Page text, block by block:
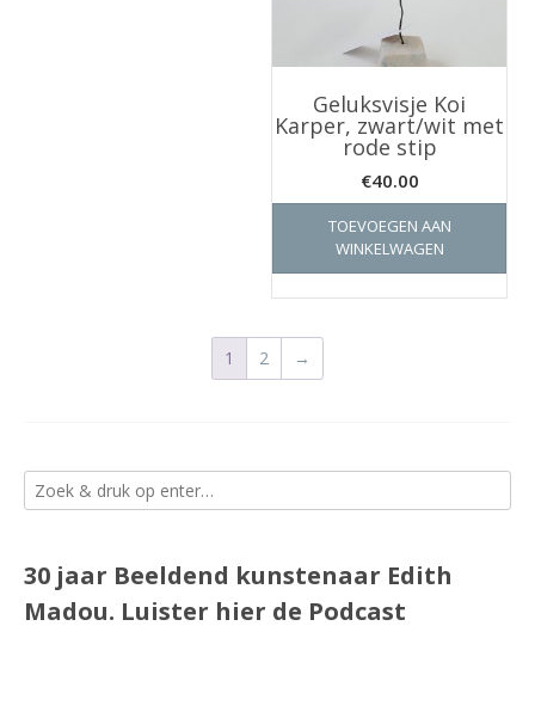
Geluksvisje Koi
Karper, zwart/wit met
rode stip
€40.00
TOEVOEGEN AAN
WINKELWAGEN
1 2 →
30 jaar Beeldend kunstenaar Edith
Madou. Luister hier de Podcast